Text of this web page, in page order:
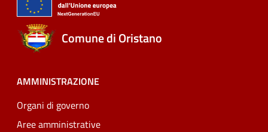
Comune di Oristano
AMMINISTRAZIONE
Organi di governo
Aree amministrative